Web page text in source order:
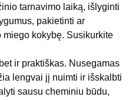
tarnavimo laiką, išlyginti
pakietinti ar
kokybę. Susikurkite
ir praktiškas. Nusegamas
lengvai jį nuimti ir išskalbti
sausu cheminiu būdu,